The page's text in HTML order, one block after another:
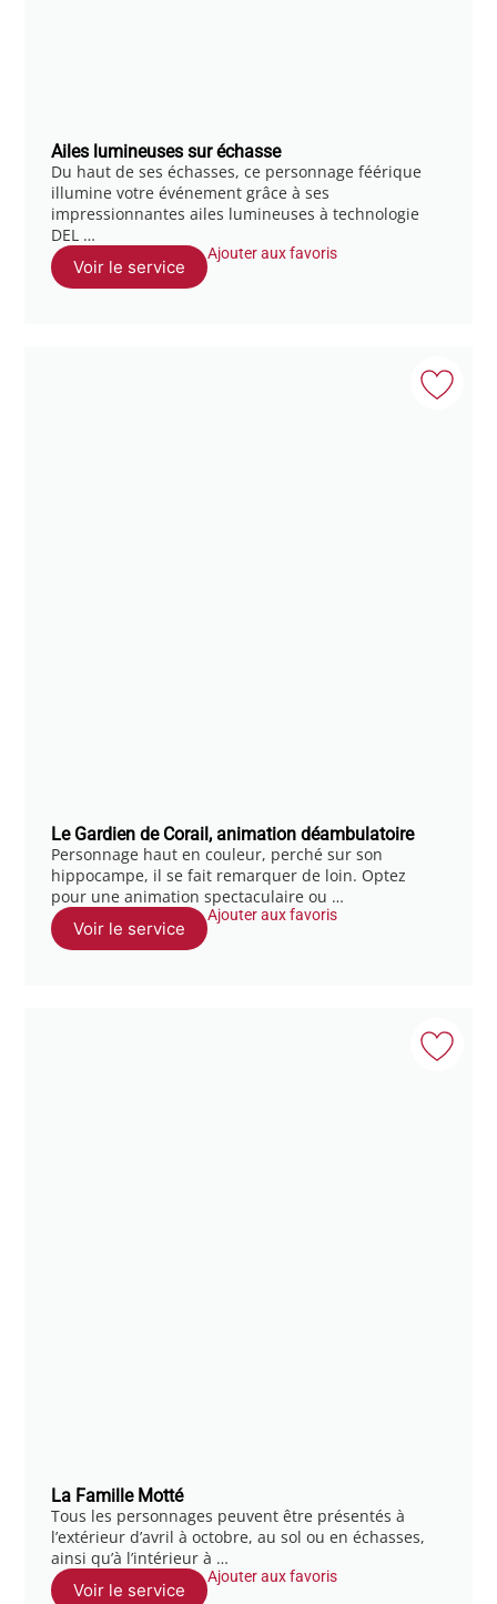
Ailes lumineuses sur échasse
Du haut de ses échasses, ce personnage féérique
illumine votre événement grâce à ses
impressionnantes ailes lumineuses à technologie
DEL …
Voir le service
Ajouter aux favoris
Le Gardien de Corail, animation déambulatoire
Personnage haut en couleur, perché sur son
hippocampe, il se fait remarquer de loin. Optez
pour une animation spectaculaire ou …
Voir le service
Ajouter aux favoris
La Famille Motté
Tous les personnages peuvent être présentés à
l’extérieur d’avril à octobre, au sol ou en échasses,
ainsi qu’à l’intérieur à …
Voir le service
Ajouter aux favoris